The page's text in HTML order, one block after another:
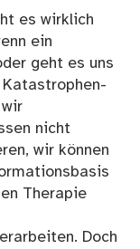
es wirklich
ein
geht es uns
Katastrophen-
nicht
wir können
Therapie
Doch